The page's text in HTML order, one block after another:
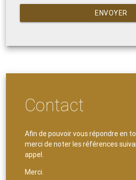
ENVOYER
Contact
Afin de pouvoir vous répondre en
merci de noter les références
appel.
Merci.